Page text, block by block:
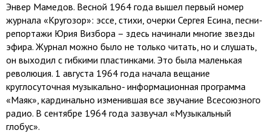
Энвер Мамедов. Весной 1964 года вышел первый номер
журнала «Кругозор»: эссе, стихи, очерки Сергея Есина, песни-
репортажи Юрия Визбора – здесь начинали многие звезды
эфира. Журнал можно было не только читать, но и слушать,
он выходил с гибкими пластинками. Это была маленькая
революция. 1 августа 1964 года начала вещание
круглосуточная музыкально- информационная программа
«Маяк», кардинально изменившая все звучание Всесоюзного
радио. В сентябре 1964 года зазвучал «Музыкальный
глобус».